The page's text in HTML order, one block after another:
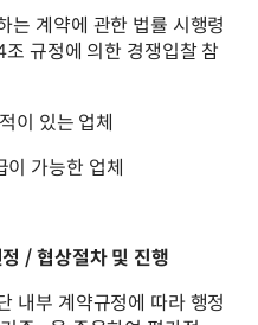
는 계약에 관한 법률 시행령
규정에 의한 경쟁입찰 참
이 있는 업체
가능한 업체
/ 협상절차 및 진행
내부 계약규정에 따라 행정